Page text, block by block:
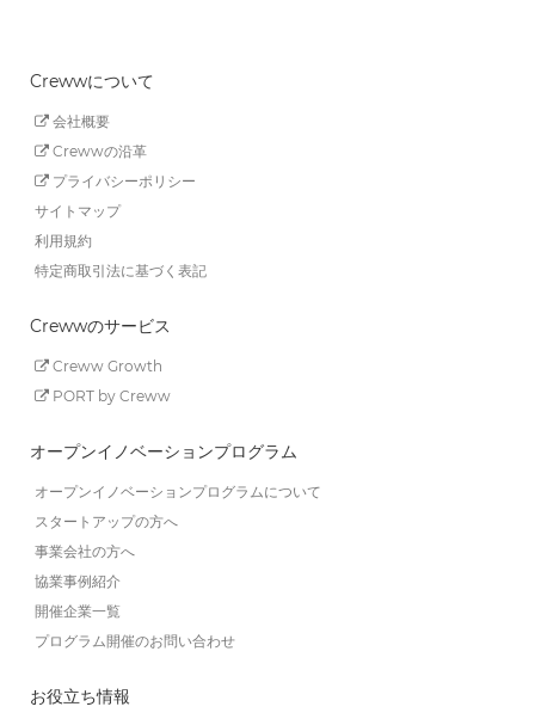
Crewwについて
会社概要
Crewwの沿革
プライバシーポリシー
サイトマップ
利用規約
特定商取引法に基づく表記
Crewwのサービス
Creww Growth
PORT by Creww
オープンイノベーションプログラム
オープンイノベーションプログラムについて
スタートアップの方へ
事業会社の方へ
協業事例紹介
開催企業一覧
プログラム開催のお問い合わせ
お役立ち情報